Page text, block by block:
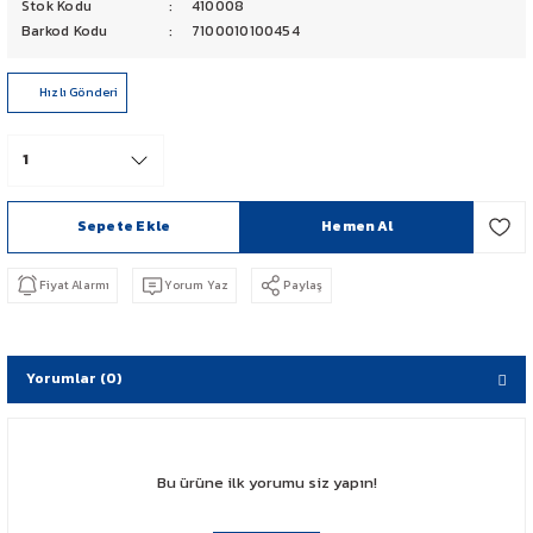
PCX 125-150
CB 125 F
NX 500
Stok Kodu
410008
Barkod Kodu
7100010100454
Hızlı Gönderi
Sepete Ekle Hemen Al
Fiyat Alarmı Yorum Yaz Paylaş
Yorumlar (0)
Bu ürüne ilk yorumu siz yapın!